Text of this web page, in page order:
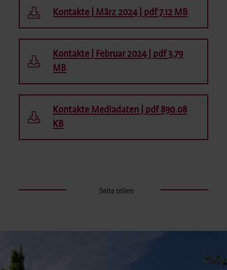
Kontakte | März 2024 | pdf 7.12 MB
Kontakte | Februar 2024 | pdf 3.79
MB
Kontakte Mediadaten | pdf 890.08
KB
Seite teilen